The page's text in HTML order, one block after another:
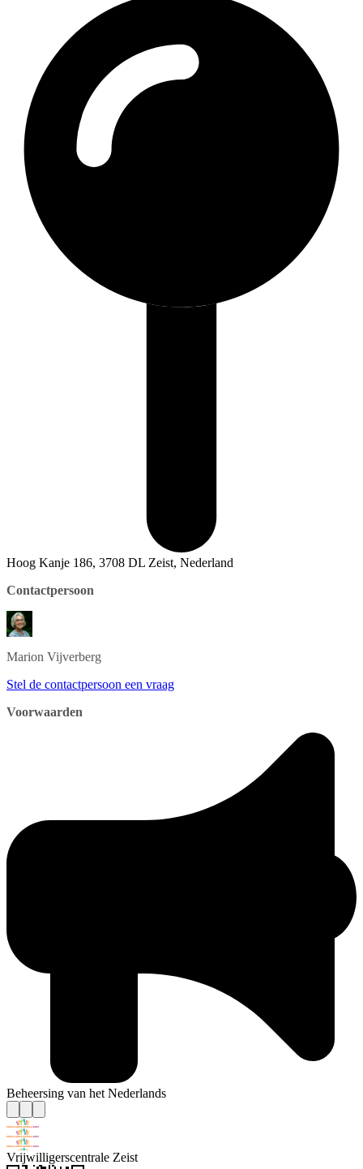
Hoog Kanje 186, 3708 DL Zeist, Nederland
Contactpersoon
Marion Vijverberg
Stel de contactpersoon een vraag
Voorwaarden
Beheersing van het Nederlands
Vrijwilligerscentrale Zeist